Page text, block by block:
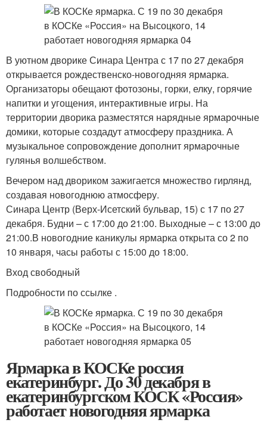
В уютном дворике Синара Центра с 17 по 27 декабря
открывается рождественско-новогодняя ярмарка.
Организаторы обещают фотозоны, горки, елку, горячие
напитки и угощения, интерактивные игры. На
территории дворика разместятся нарядные ярмарочные
домики, которые создадут атмосферу праздника. А
музыкальное сопровождение дополнит ярмарочные
гулянья волшебством.
Вечером над двориком зажигается множество гирлянд,
создавая новогоднюю атмосферу.
Синара Центр (Верх-Исетский бульвар, 15) с 17 по 27
декабря. Будни – с 17:00 до 21:00. Выходные – с 13:00 до
21:00.В новогодние каникулы ярмарка открыта со 2 по
10 января, часы работы с 15:00 до 18:00.
Вход свободный
Подробности по ссылке .
Ярмарка в КОСКе россия
екатеринбург. До 30 декабря в
екатеринбургском КОСК «Россия»
работает новогодняя ярмарка